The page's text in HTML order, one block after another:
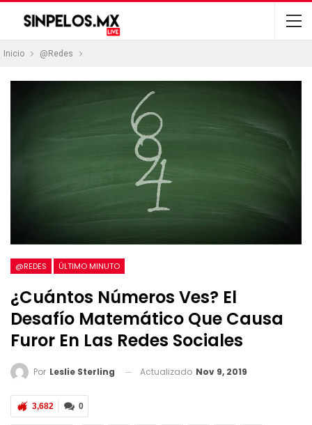
Inicio @Redes
@REDES ÚLTIMO MINUTO
¿Cuántos Números Ves? El
Desafío Matemático Que Causa
Furor En Las Redes Sociales
Por Leslie Sterling Actualizado Nov 9, 2019
0
3,682